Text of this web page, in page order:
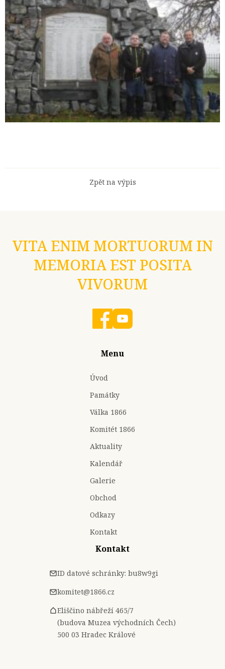
Zpět na výpis
VITA ENIM MORTUORUM IN
MEMORIA EST POSITA
VIVORUM
Menu
Úvod
Památky
Válka 1866
Komitét 1866
Aktuality
Kalendář
Galerie
Obchod
Odkazy
Kontakt
Kontakt
ID datové schránky: bu8w9gi
komitet@1866.cz
Eliščino nábřeží 465/7
(budova Muzea východních Čech)
500 03 Hradec Králové